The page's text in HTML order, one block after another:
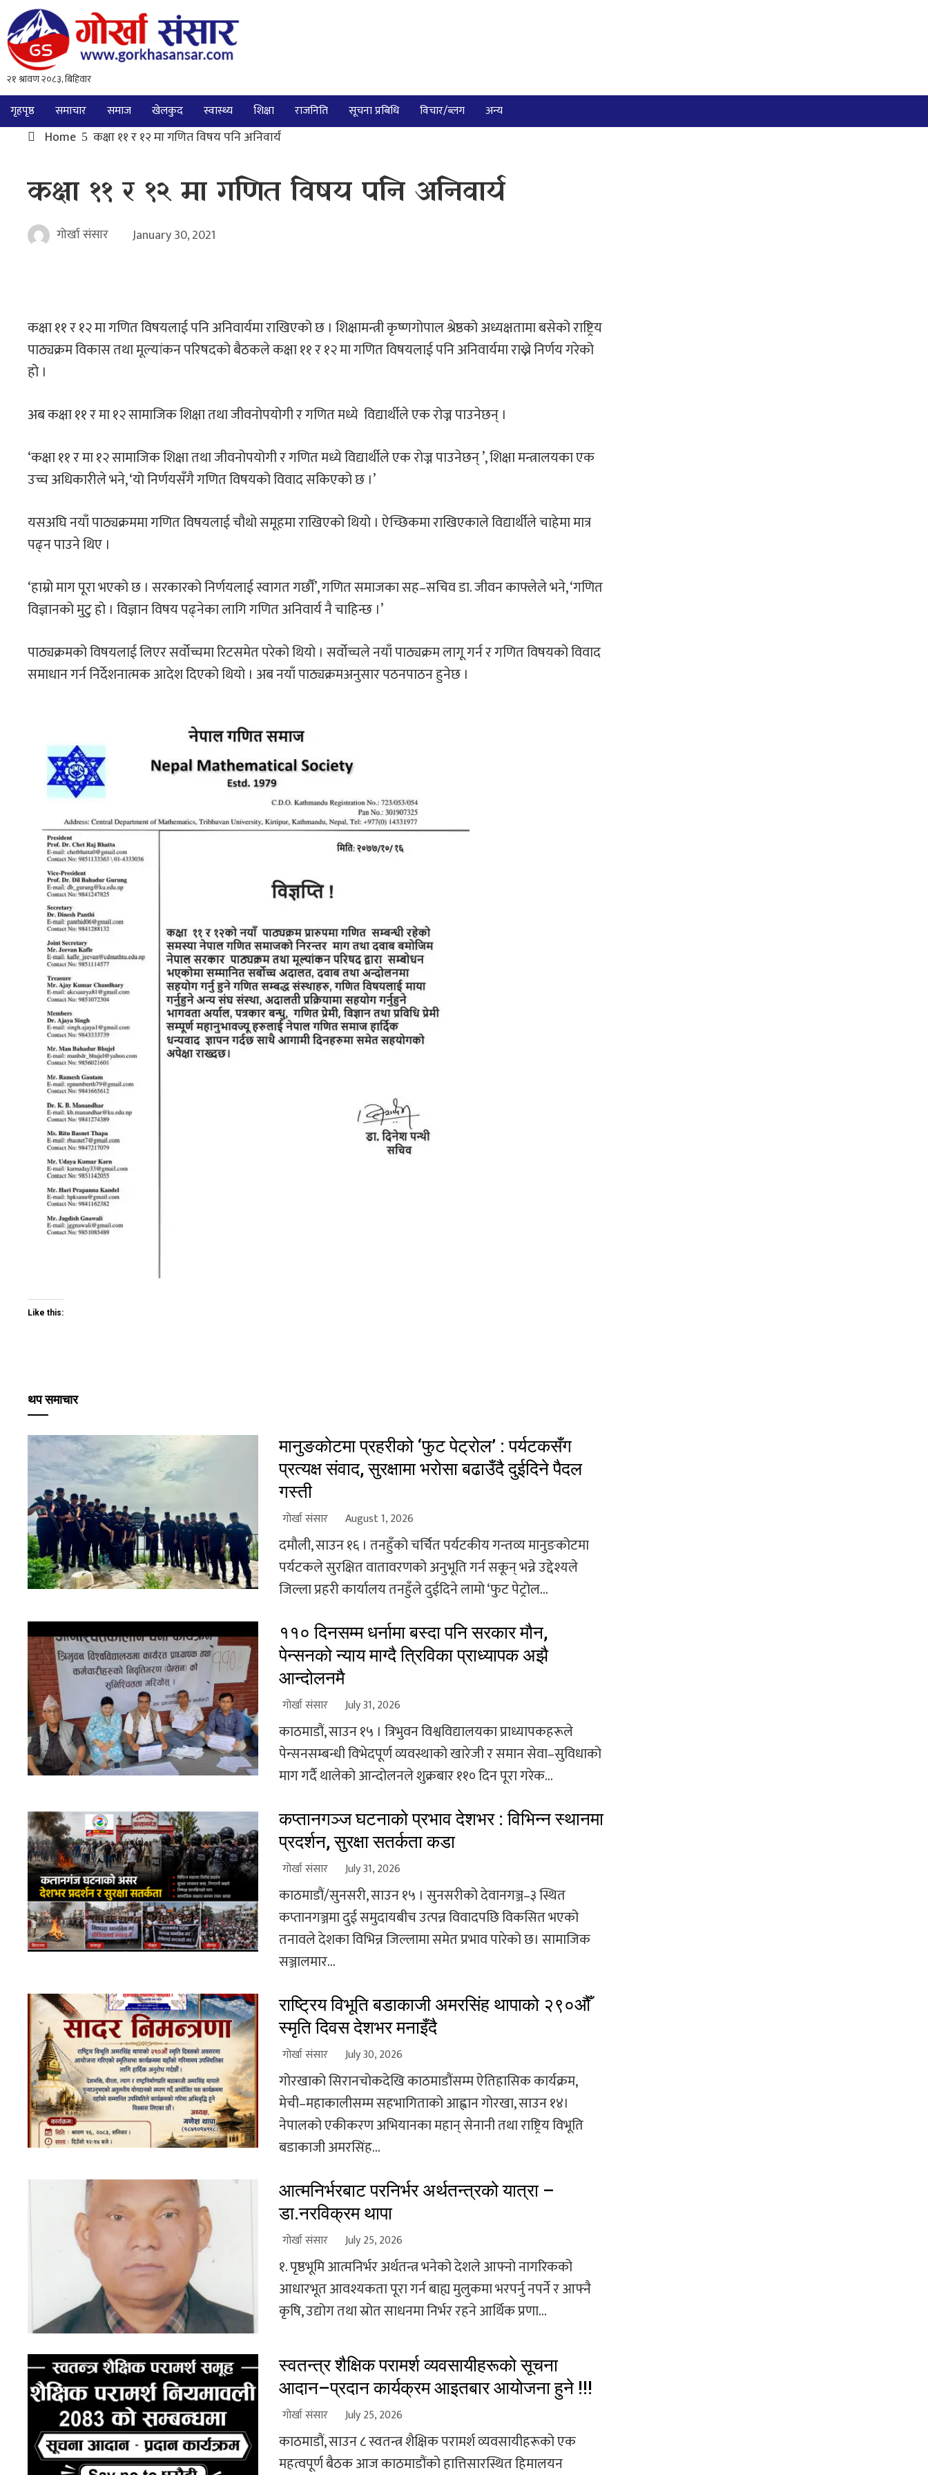
गृहपृष्ठ समाचार समाज खेलकुद स्वास्थ्य शिक्षा राजनिति सूचना प्रबिधि विचार/ब्लग अन्य
Home कक्षा ११ र १२ मा गणित विषय पनि अनिवार्य
कक्षा ११ र १२ मा गणित विषय पनि अनिवार्य
गोर्खा संसार January 30, 2021
कक्षा ११ र १२ मा गणित विषयलाई पनि अनिवार्यमा राखिएको छ । शिक्षामन्त्री कृष्णगोपाल श्रेष्ठको अध्यक्षतामा बसेको राष्ट्रिय
पाठ्यक्रम विकास तथा मूल्यांकन परिषदकाे बैठकले कक्षा ११ र १२ मा गणित विषयलाई पनि अनिवार्यमा राख्ने निर्णय गरेको
हो ।
अब कक्षा ११ र मा १२ सामाजिक शिक्षा तथा जीवनोपयोगी र गणित मध्ये विद्यार्थीले एक रोज्न पाउनेछन् ।
‘कक्षा ११ र मा १२ सामाजिक शिक्षा तथा जीवनोपयोगी र गणित मध्ये विद्यार्थीले एक रोज्न पाउनेछन् ’, शिक्षा मन्त्रालयका एक
उच्च अधिकारीले भने, ‘यो निर्णयसँगै गणित विषयको विवाद सकिएको छ ।’
यसअघि नयाँ पाठ्यक्रममा गणित विषयलाई चौथो समूहमा राखिएको थियो । ऐच्छिकमा राखिएकाले विद्यार्थीले चाहेमा मात्र
पढ्न पाउने थिए ।
‘हाम्रो माग पूरा भएको छ । सरकारको निर्णयलाई स्वागत गर्छौं’, गणित समाजका सह–सचिव डा. जीवन काफ्लेले भने, ‘गणित
विज्ञानको मुटु हो । विज्ञान विषय पढ्नेका लागि गणित अनिवार्य नै चाहिन्छ ।’
पाठ्यक्रमको विषयलाई लिएर सर्वोच्चमा रिटसमेत परेको थियो । सर्वोच्चले नयाँ पाठ्यक्रम लागू गर्न र गणित विषयको विवाद
समाधान गर्न निर्देशनात्मक आदेश दिएको थियो । अब नयाँ पाठ्यक्रमअनुसार पठनपाठन हुनेछ ।
Like this:
थप समाचार
मानुङकोटमा प्रहरीको ‘फुट पेट्रोल’ : पर्यटकसँग
प्रत्यक्ष संवाद, सुरक्षामा भरोसा बढाउँदै दुईदिने पैदल
गस्ती
गोर्खा संसार August 1, 2026
दमौली, साउन १६ । तनहुँको चर्चित पर्यटकीय गन्तव्य मानुङकोटमा
पर्यटकले सुरक्षित वातावरणको अनुभूति गर्न सकून् भन्ने उद्देश्यले
जिल्ला प्रहरी कार्यालय तनहुँले दुईदिने लामो ‘फुट पेट्रोल...
११० दिनसम्म धर्नामा बस्दा पनि सरकार मौन,
पेन्सनको न्याय माग्दै त्रिविका प्राध्यापक अझै
आन्दोलनमै
गोर्खा संसार July 31, 2026
काठमाडौं, साउन १५ । त्रिभुवन विश्वविद्यालयका प्राध्यापकहरूले
पेन्सनसम्बन्धी विभेदपूर्ण व्यवस्थाको खारेजी र समान सेवा–सुविधाको
माग गर्दै थालेको आन्दोलनले शुक्रबार ११० दिन पूरा गरेक...
कप्तानगञ्ज घटनाको प्रभाव देशभर : विभिन्न स्थानमा
प्रदर्शन, सुरक्षा सतर्कता कडा
गोर्खा संसार July 31, 2026
काठमाडौं/सुनसरी, साउन १५ । सुनसरीको देवानगञ्ज–३ स्थित
कप्तानगञ्जमा दुई समुदायबीच उत्पन्न विवादपछि विकसित भएको
तनावले देशका विभिन्न जिल्लामा समेत प्रभाव पारेको छ। सामाजिक
सञ्जालमार...
राष्ट्रिय विभूति बडाकाजी अमरसिंह थापाको २९०औँ
स्मृति दिवस देशभर मनाइँदै
गोर्खा संसार July 30, 2026
गोरखाको सिरानचोकदेखि काठमाडौंसम्म ऐतिहासिक कार्यक्रम,
मेची–महाकालीसम्म सहभागिताको आह्वान गोरखा, साउन १४।
नेपालको एकीकरण अभियानका महान् सेनानी तथा राष्ट्रिय विभूति
बडाकाजी अमरसिंह...
आत्मनिर्भरबाट परनिर्भर अर्थतन्त्रको यात्रा –
डा.नरविक्रम थापा
गोर्खा संसार July 25, 2026
१. पृष्ठभूमि आत्मनिर्भर अर्थतन्त्र भनेको देशले आफ्नो नागरिकको
आधारभूत आवश्यकता पूरा गर्न बाह्य मुलुकमा भरपर्नु नपर्ने र आफ्नै
कृषि, उद्योग तथा स्रोत साधनमा निर्भर रहने आर्थिक प्रणा...
स्वतन्त्र शैक्षिक परामर्श व्यवसायीहरूको सूचना
आदान–प्रदान कार्यक्रम आइतबार आयोजना हुने !!!
गोर्खा संसार July 25, 2026
काठमाडौं, साउन ८ स्वतन्त्र शैक्षिक परामर्श व्यवसायीहरूको एक
महत्वपूर्ण बैठक आज काठमाडौंको हात्तिसारस्थित हिमालयन